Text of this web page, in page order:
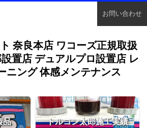
お問い合わせ
奈良本店 ワコーズ正規取扱
置店 デュアルプロ設置店 レ
ニング 体感メンテナンス
品 トルコン太郎施工実績